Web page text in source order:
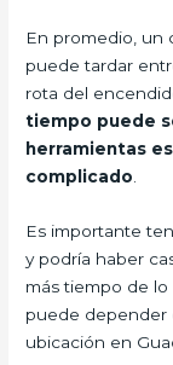
En promedio, un
puede tardar
rota del
tiempo puede
herramientas
complicado
Es importante
y podría haber
más tiempo de
puede depender
ubicación en